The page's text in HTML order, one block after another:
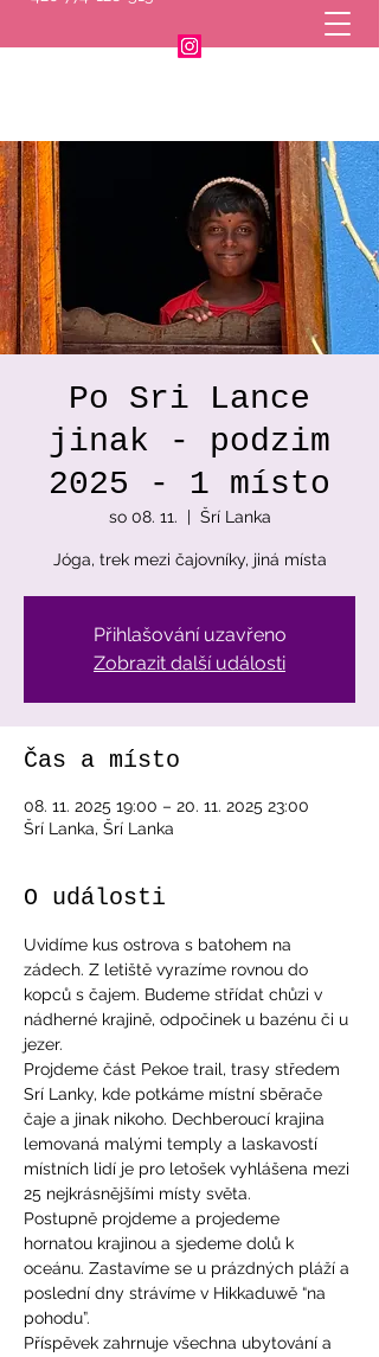
Po Sri Lance
jinak - podzim
2025 - 1 místo
so 08. 11.
  |
Šrí Lanka
Jóga, trek mezi čajovníky, jiná místa
Přihlašování uzavřeno
Zobrazit další události
Čas a místo
08. 11. 2025 19:00 – 20. 11. 2025 23:00
Šrí Lanka, Šrí Lanka
O události
Uvidíme kus ostrova s batohem na
zádech. Z letiště vyrazíme rovnou do
kopců s čajem. Budeme střídat chůzi v
nádherné krajině, odpočinek u bazénu či u
jezer.
Projdeme část Pekoe trail, trasy středem
Srí Lanky, kde potkáme místní sběrače
čaje a jinak nikoho. Dechberoucí krajina
lemovaná malými temply a laskavostí
místních lidí je pro letošek vyhlášena mezi
25 nejkrásnějšími místy světa.
Postupně projdeme a projedeme
hornatou krajinou a sjedeme dolů k
oceánu. Zastavíme se u prázdných pláží a
poslední dny strávíme v Hikkaduwě “na
pohodu”.
Příspěvek zahrnuje všechna ubytování a